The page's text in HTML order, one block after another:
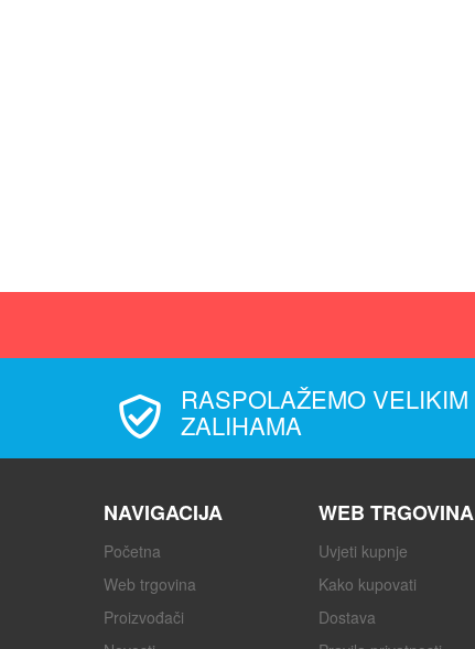
RASPOLAŽEMO VELIKIM
ZALIHAMA
NAVIGACIJA
Početna
Web trgovina
Proizvođači
WEB TRGOVINA
Uvjeti kupnje
Kako kupovati
Dostava